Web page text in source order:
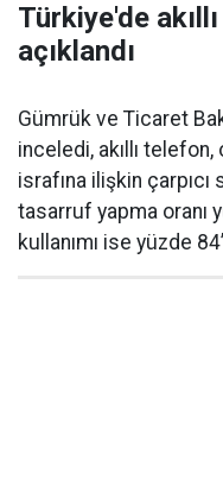
Türkiye'de
açıklandı
Gümrük ve Ticaret
inceledi, akıllı
israfına ilişkin çarpıcı
tasarruf yapma oranı
kullanımı ise yüzde